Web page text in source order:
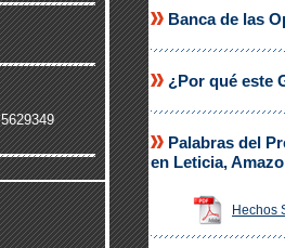
5629349
Banca de las
¿Por qué este
Palabras del
en Leticia,
Hechos